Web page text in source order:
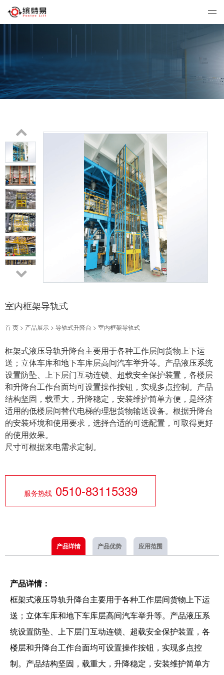
室内框架导轨式
首 页 > 产品展示 > 导轨式升降台 > 室内框架导轨式
框架式液压导轨升降台主要用于各种工作层间货物上下运
送；立体车库和地下车库层高间汽车举升等。产品液压系统
设置防坠、上下层门互动连锁、超载安全保护装置，各楼层
和升降台工作台面均可设置操作按钮，实现多点控制。产品
结构坚固，载重大，升降稳定，安装维护简单方便，是经济
适用的低楼层间替代电梯的理想货物输送设备。根据升降台
的安装环境和使用要求，选择合适的可选配置，可取得更好
的使用效果。
尺寸可根据来电需求定制。
服务热线0510-83115339
产品详情 产品优势 应用范围
产品详情：
框架式液压导轨升降台主要用于各种工作层间货物上下运
送；立体车库和地下车库层高间汽车举升等。产品液压系
统设置防坠、上下层门互动连锁、超载安全保护装置，各
楼层和升降台工作台面均可设置操作按钮，实现多点控
制。产品结构坚固，载重大，升降稳定，安装维护简单方